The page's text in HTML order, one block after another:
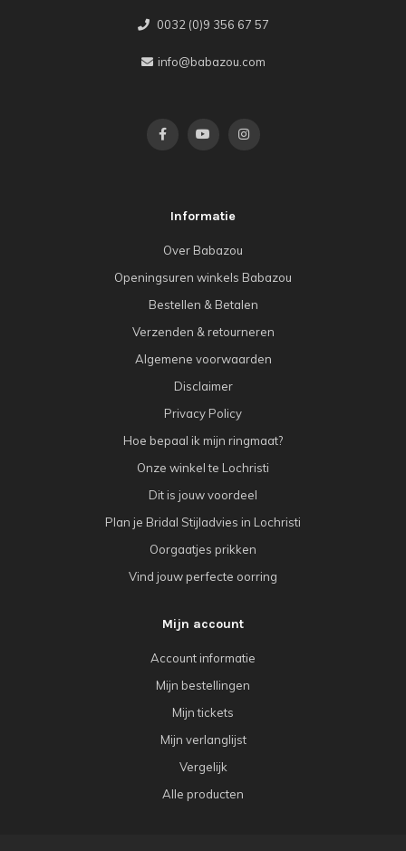
0032 (0)9 356 67 57
info@babazou.com
Informatie
Over Babazou
Openingsuren winkels Babazou
Bestellen & Betalen
Verzenden & retourneren
Algemene voorwaarden
Disclaimer
Privacy Policy
Hoe bepaal ik mijn ringmaat?
Onze winkel te Lochristi
Dit is jouw voordeel
Plan je Bridal Stijladvies in Lochristi
Oorgaatjes prikken
Vind jouw perfecte oorring
Mijn account
Account informatie
Mijn bestellingen
Mijn tickets
Mijn verlanglijst
Vergelijk
Alle producten